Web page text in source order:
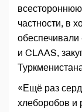
частности, в
и CLAAS,
«Ещё раз
хлеборобов и